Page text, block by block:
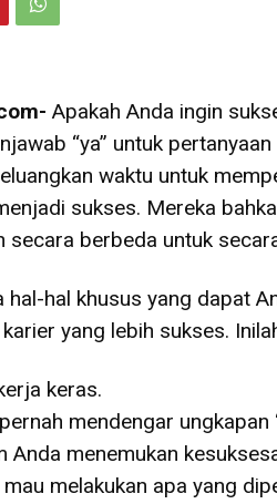
Apakah Anda ingin
“ya” untuk
waktu untuk
sukses. Mereka
secara berbeda untuk
hal-hal khusus yang dapat
yang lebih sukses.
keras.
mendengar ungkapan
Anda menemukan
melakukan apa yang